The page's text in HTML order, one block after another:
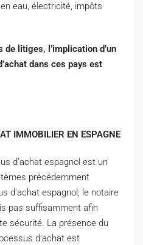
eau, électricité, impôts
de litiges, l’implication d’un
dans ces pays est
IMMOBILIER EN ESPAGNE
d’achat espagnol est un
précédemment
d’achat espagnol, le notaire
pas suffisamment afin
sécurité. La présence du
d’achat est